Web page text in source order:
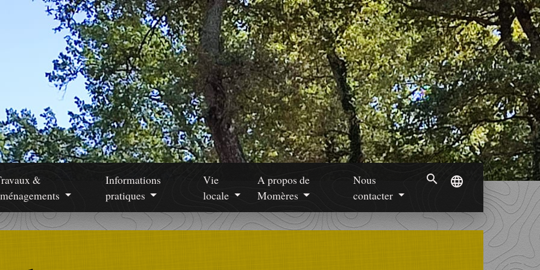
&
Informations
pratiques
Vie
locale
A propos de
Momères
Nous
contacter
search language